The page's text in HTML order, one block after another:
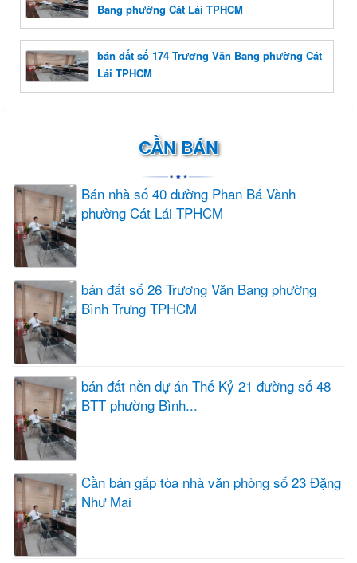
Bang phường Cát Lái TPHCM
bán đất số 174 Trương Văn Bang phường Cát
Lái TPHCM
CẦN BÁN
Bán nhà số 40 đường Phan Bá Vành
phường Cát Lái TPHCM
bán đất số 26 Trương Văn Bang phường
Bình Trưng TPHCM
bán đất nền dự án Thế Kỷ 21 đường số 48
BTT phường Bình...
Cần bán gấp tòa nhà văn phòng số 23 Đặng
Như Mai